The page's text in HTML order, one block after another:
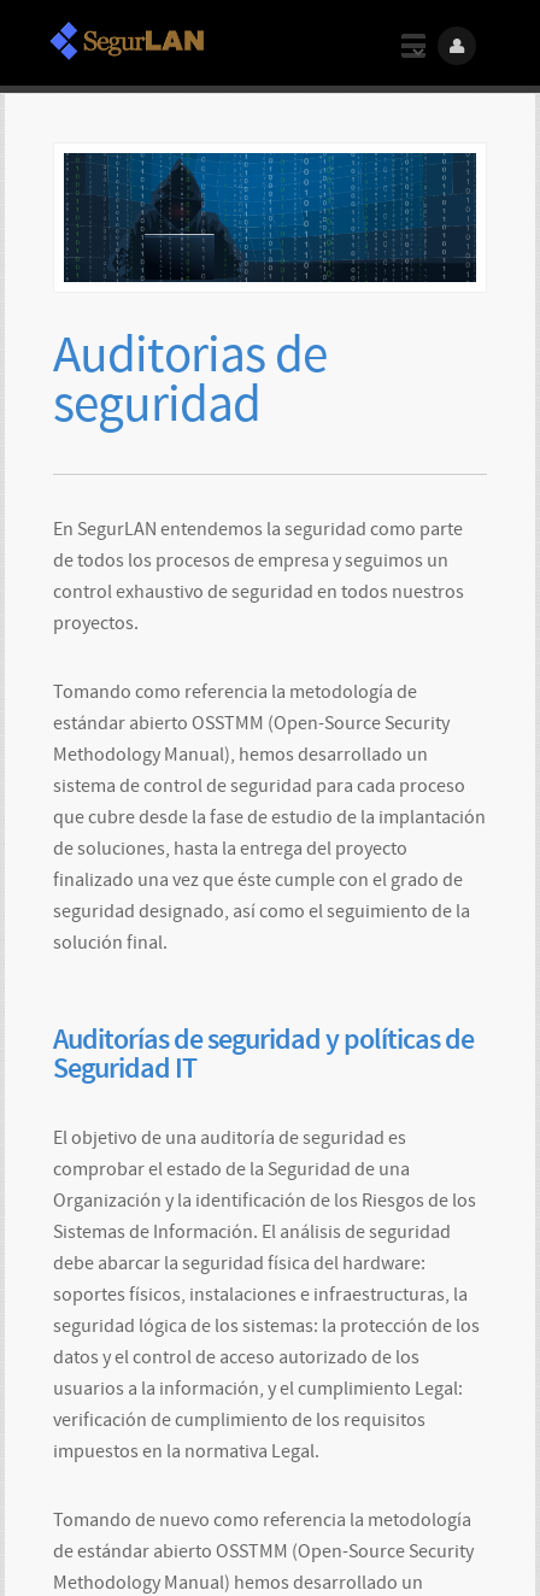
Auditorias de
seguridad
En SegurLAN entendemos la seguridad como parte
de todos los procesos de empresa y seguimos un
control exhaustivo de seguridad en todos nuestros
proyectos.
Tomando como referencia la metodología de
estándar abierto OSSTMM (Open-Source Security
Methodology Manual), hemos desarrollado un
sistema de control de seguridad para cada proceso
que cubre desde la fase de estudio de la implantación
de soluciones, hasta la entrega del proyecto
finalizado una vez que éste cumple con el grado de
seguridad designado, así como el seguimiento de la
solución final.
Auditorías de seguridad y políticas de
Seguridad IT
El objetivo de una auditoría de seguridad es
comprobar el estado de la Seguridad de una
Organización y la identificación de los Riesgos de los
Sistemas de Información. El análisis de seguridad
debe abarcar la seguridad física del hardware:
soportes físicos, instalaciones e infraestructuras, la
seguridad lógica de los sistemas: la protección de los
datos y el control de acceso autorizado de los
usuarios a la información, y el cumplimiento Legal:
verificación de cumplimiento de los requisitos
impuestos en la normativa Legal.
Tomando de nuevo como referencia la metodología
de estándar abierto OSSTMM (Open-Source Security
Methodology Manual) hemos desarrollado un